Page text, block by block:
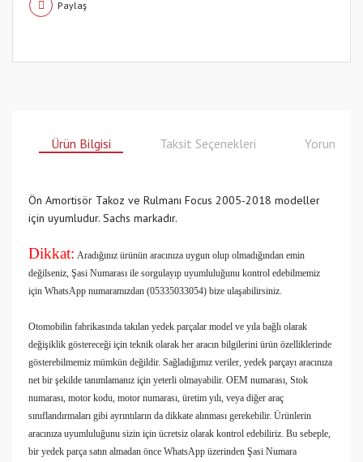
Paylaş
Ürün Bilgisi Taksit Seçenekleri Yorumlar
Ön Amortisör Takoz ve Rulmanı Focus 2005-2018 modeller
için uyumludur. Sachs markadır.
Dikkat: Aradığınız ürünün aracınıza uygun olup olmadığından emin
değilseniz, Şasi Numarası ile sorgulayıp uyumluluğunu kontrol edebilmemiz
için WhatsApp numaramızdan (05335033054) bize ulaşabilirsiniz.
Otomobilin fabrikasında takılan yedek parçalar model ve yıla bağlı olarak
değişiklik göstereceği için teknik olarak her aracın bilgilerini ürün özelliklerinde
gösterebilmemiz mümkün değildir. Sağladığımız veriler, yedek parçayı aracınıza
net bir şekilde tanımlamanız için yeterli olmayabilir. OEM numarası, Stok
numarası, motor kodu, motor numarası, üretim yılı, veya diğer araç
sınıflandırmaları gibi ayrıntıların da dikkate alınması gerekebilir. Ürünlerin
aracınıza uyumluluğunu sizin için ücretsiz olarak kontrol edebiliriz. Bu sebeple,
bir yedek parça satın almadan önce WhatsApp üzerinden Şasi Numara